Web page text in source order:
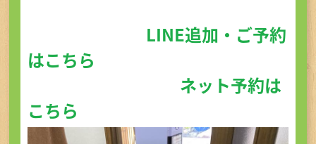
LINE追加・ご予約
はこちら
ネット予約は
こちら